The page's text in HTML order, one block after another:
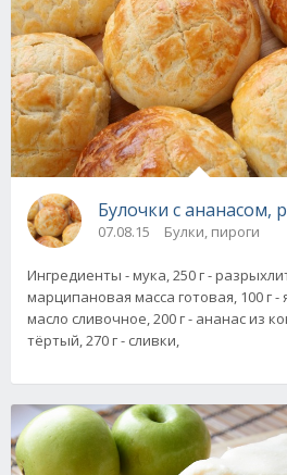
Булочки с ананасом,
07.08.15 Булки, пироги
Ингредиенты - мука, 250 г -
марципановая масса готовая, 100 г -
масло сливочное, 200 г - ананас из
тёртый, 270 г - сливки,